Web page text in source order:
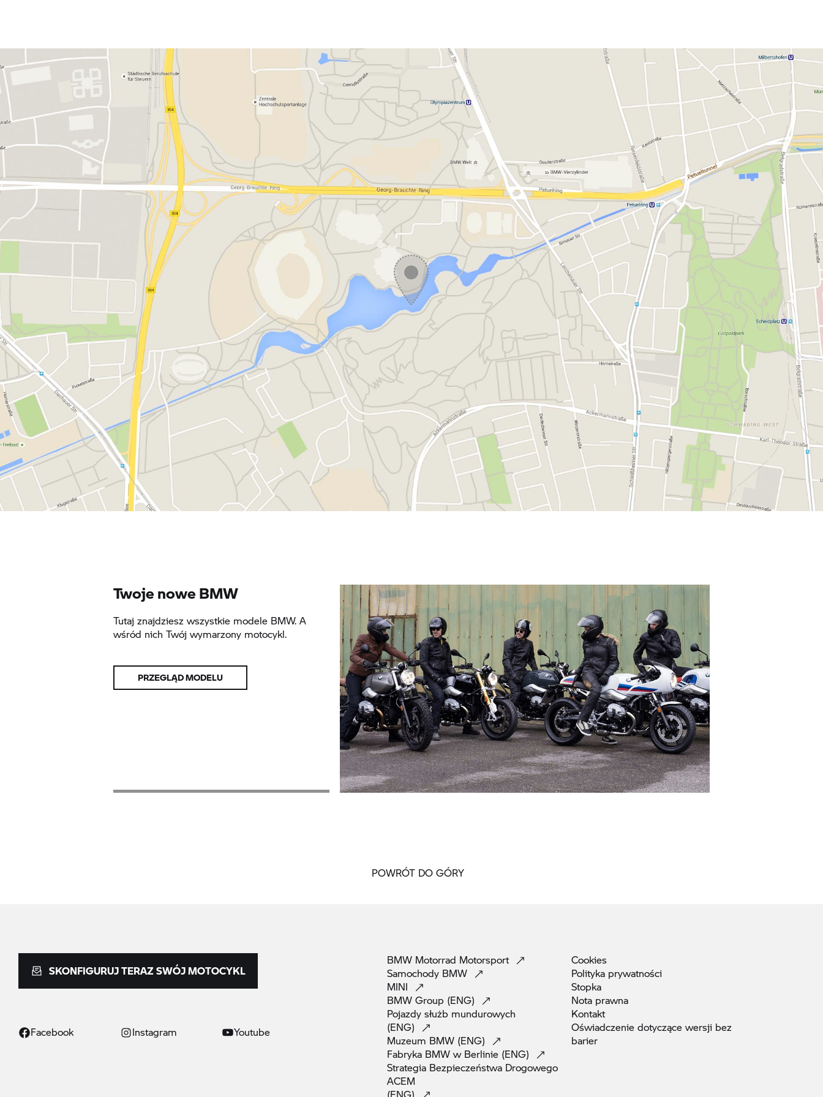
Twoje nowe BMW
Tutaj znajdziesz wszystkie modele BMW. A
wśród nich Twój wymarzony motocykl.
PRZEGLĄD MODELU
POWRÓT DO GÓRY
SKONFIGURUJ TERAZ SWÓJ MOTOCYKL
Facebook Instagram Youtube
BMW Motorrad Motorsport
Samochody BMW
MINI
BMW Group (ENG)
Pojazdy służb mundurowych
(ENG)
Muzeum BMW (ENG)
Fabryka BMW w Berlinie (ENG)
Strategia Bezpieczeństwa Drogowego
ACEM
(ENG)
Cookies
Polityka prywatności
Stopka
Nota prawna
Kontakt
Oświadczenie dotyczące wersji bez
barier